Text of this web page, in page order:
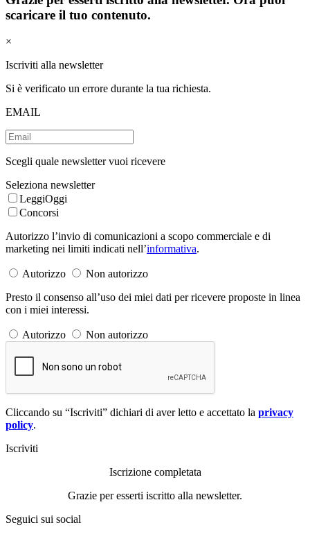
scaricare il tuo contenuto.
×
Iscriviti alla newsletter
Si è verificato un errore durante la tua richiesta.
EMAIL
Scegli quale newsletter vuoi ricevere
Seleziona newsletter
LeggiOggi
Concorsi
Autorizzo l’invio di comunicazioni a scopo commerciale e di
marketing nei limiti indicati nell’informativa.
Autorizzo
Non autorizzo
Presto il consenso all’uso dei miei dati per ricevere proposte in linea
con i miei interessi.
Autorizzo Non autorizzo
Cliccando su “Iscriviti” dichiari di aver letto e accettato la privacy
policy.
Iscriviti
Iscrizione completata
Grazie per esserti iscritto alla newsletter.
Seguici sui social